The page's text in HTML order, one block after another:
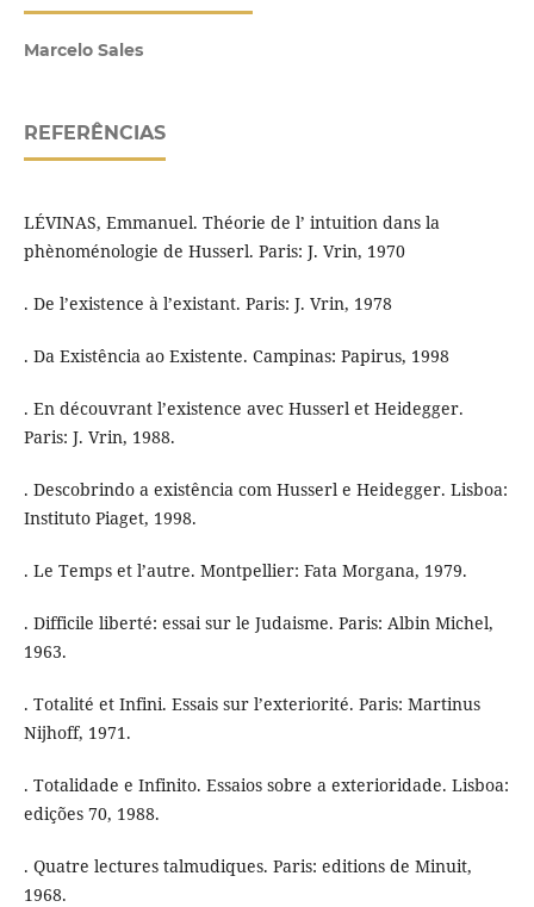
Marcelo Sales
REFERÊNCIAS
LÉVINAS, Emmanuel. Théorie de l’ intuition dans la
phènoménologie de Husserl. Paris: J. Vrin, 1970
. De l’existence à l’existant. Paris: J. Vrin, 1978
. Da Existência ao Existente. Campinas: Papirus, 1998
. En découvrant l’existence avec Husserl et Heidegger.
Paris: J. Vrin, 1988.
. Descobrindo a existência com Husserl e Heidegger. Lisboa:
Instituto Piaget, 1998.
. Le Temps et l’autre. Montpellier: Fata Morgana, 1979.
. Difficile liberté: essai sur le Judaisme. Paris: Albin Michel,
1963.
. Totalité et Infini. Essais sur l’exteriorité. Paris: Martinus
Nijhoff, 1971.
. Totalidade e Infinito. Essaios sobre a exterioridade. Lisboa:
edições 70, 1988.
. Quatre lectures talmudiques. Paris: editions de Minuit,
1968.